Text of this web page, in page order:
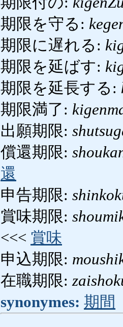
期限を守る:
期限に遅れる:
期限を延ばす:
期限を延長する:
期限満了:
出願期限:
償還期限:
還
申告期限:
賞味期限:
<<< 賞味
申込期限:
在職期限:
synonymes: 期間